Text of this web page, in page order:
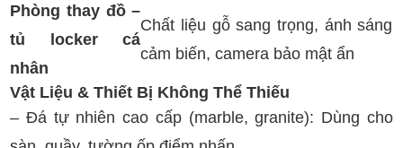
Phòng thay đồ –
tủ locker cá
nhân
Chất liệu gỗ sang trọng, ánh sáng
cảm biến, camera bảo mật ẩn
Vật Liệu & Thiết Bị Không Thể Thiếu
– Đá tự nhiên cao cấp (marble, granite): Dùng cho